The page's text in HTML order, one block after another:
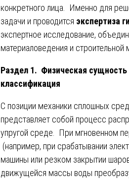
конкретного лица. Именно для
задачи и проводится экспертиза
экспертное исследование,
материаловедения и строительной
Раздел 1. Физическая сущность
классификация
С позиции механики сплошных
представляет собой процесс
упругой среде. При мгновенном
(например, при срабатывании
машины или резком закрытии
движущейся массы воды